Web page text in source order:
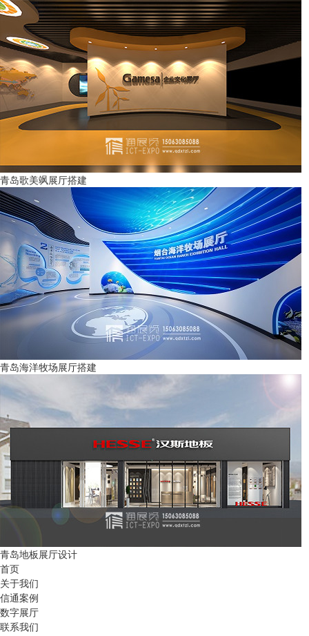
青岛歌美飒展厅搭建
青岛海洋牧场展厅搭建
青岛地板展厅设计
首页
关于我们
信通案例
数字展厅
联系我们